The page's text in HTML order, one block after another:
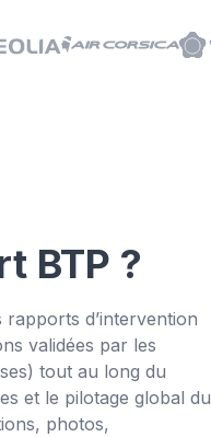
BTP ?
d’intervention
validées par les
tout au long du
et le pilotage global du
photos,